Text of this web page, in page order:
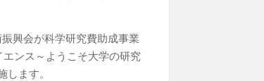
興会が科学研究費助成事業
ンス～ようこそ大学の研究
ます。